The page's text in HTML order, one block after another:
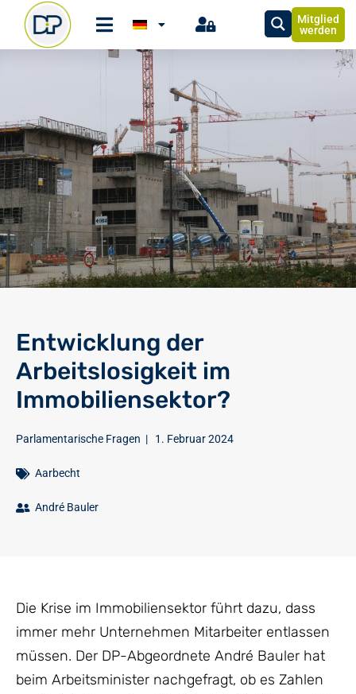
Mitglied
werden
Entwicklung der
Arbeitslosigkeit im
Immobiliensektor?
Parlamentarische Fragen | 1. Februar 2024
Aarbecht
André Bauler
Die Krise im Immobiliensektor führt dazu, dass
immer mehr Unternehmen Mitarbeiter entlassen
müssen. Der DP-Abgeordnete André Bauler hat
beim Arbeitsminister nachgefragt, ob es Zahlen